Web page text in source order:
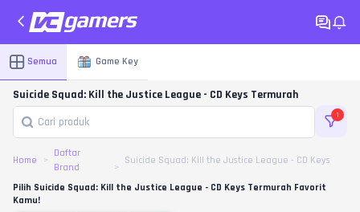
Semua Game Key
Suicide Squad: Kill the Justice League - CD Keys Termurah
1
Home
Daftar
Brand
Suicide Squad: Kill the Justice League - CD Keys
Pilih Suicide Squad: Kill the Justice League - CD Keys Termurah Favorit
Kamu!